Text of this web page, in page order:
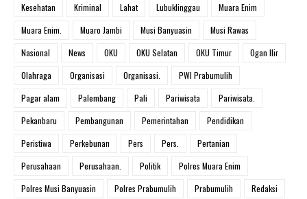
Kesehatan
Kriminal Lahat Lubuklinggau
Muara Enim
Muara Enim.
Muaro Jambi Musi Banyuasin
Musi Rawas
Nasional
News OKU OKU Selatan OKU Timur
Ogan Ilir
Olahraga
Organisasi Organisasi.
PWI Prabumulih
Pagar alam
Palembang Pali Pariwisata
Pariwisata.
Pekanbaru
Pembangunan Pemerintahan
Pendidikan
Peristiwa
Perkebunan Pers Pers.
Pertanian
Perusahaan
Perusahaan. Politik
Polres Muara Enim
Polres Musi Banyuasin
Polres Prabumulih Prabumulih
Redaksi